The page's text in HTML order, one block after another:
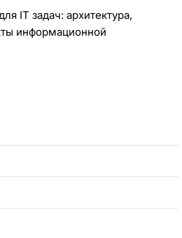
IT задач: архитектура,
информационной